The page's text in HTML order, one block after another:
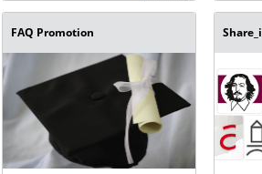
FAQ Promotion